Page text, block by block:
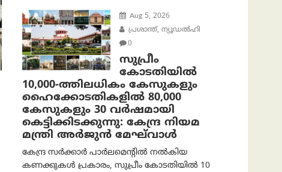
Aug 5, 2026
പ്രശാന്ത്, ന്യൂഡല്‍ഹി
0
സുപ്രീം
കോടതിയിൽ
10,000-ത്തിലധികം കേസുകളും
ഹൈക്കോടതികളിൽ 80,000
കേസുകളും 30 വർഷമായി
കെട്ടിക്കിടക്കുന്നു: കേന്ദ്ര നിയമ
മന്ത്രി അര്‍ജുന്‍ മേഘ്‌വാള്‍
കേന്ദ്ര സർക്കാർ പാർലമെന്റിൽ നൽകിയ
കണക്കുകൾ പ്രകാരം, സുപ്രീം കോടതിയിൽ 10